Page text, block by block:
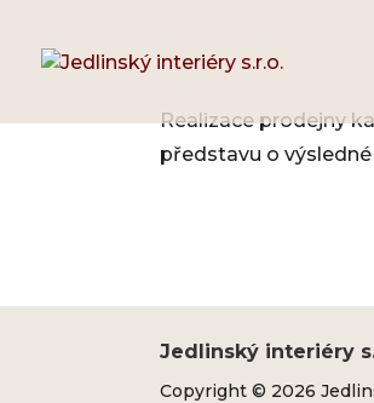
Realizace prodejny
představu o
Jedlinský interiéry
Copyright © 2026